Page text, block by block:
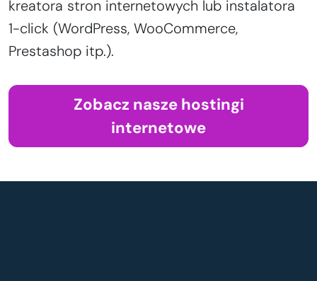
kreatora stron internetowych lub instalatora
1-click (WordPress, WooCommerce,
Prestashop itp.).
Zobacz nasze hostingi
internetowe